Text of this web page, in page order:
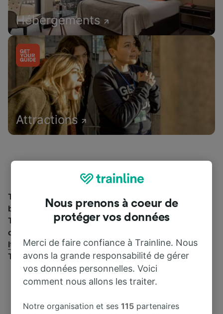
Hébergements
Attractions
Trouvez les informations essentielles et réservez vos
billets de train à partir de et jusqu'à Polistena.
Trainline vous emmène dans 45 pays avec 270
compagnies ferroviaires et de bus, dont
Italo. Découvrez jusqu’où vous pouvez voyager avec
Trainline aujourd’hui.
Nous prenons à coeur de
protéger vos données
Merci de faire confiance à Trainline. Nous
avons la grande responsabilité de gérer
vos données personnelles. Voici
comment nous allons les traiter.
Notre organisation et ses115 partenaires